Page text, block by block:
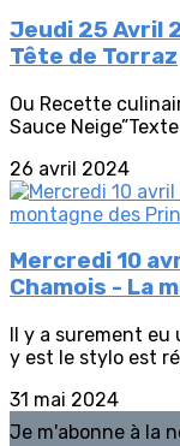
Jeudi 25 Avril
Tête de Torraz
Ou Recette
Sauce
26 avril 2024
Mercredi 10
Chamois - La
Il y a surement eu
y est le stylo est
31 mai 2024
Je m'abonne à la